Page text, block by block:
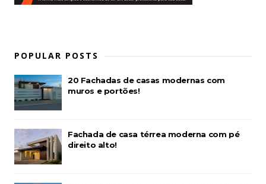
POPULAR POSTS
20 Fachadas de casas modernas com
muros e portões!
Fachada de casa térrea moderna com pé
direito alto!